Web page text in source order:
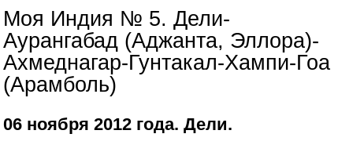
Моя Индия № 5. Дели-
Аурангабад (Аджанта, Эллора)-
Ахмеднагар-Гунтакал-Хампи-Гоа
(Арамболь)
06 ноября 2012 года. Дели.